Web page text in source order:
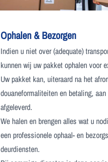
Ophalen & Bezorgen
Indien u niet over (adequate)
kunnen wij uw pakket ophalen voor
Uw pakket kan, uiteraard na het
douaneformaliteiten en betaling, aan
afgeleverd.
We halen en brengen alles wat u
een professionele ophaal- en
deurdiensten.